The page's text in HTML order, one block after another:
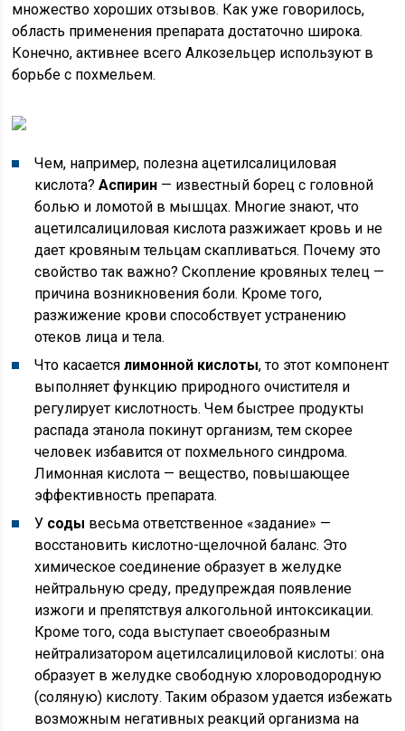
множество хороших отзывов. Как уже говорилось,
область применения препарата достаточно широка.
Конечно, активнее всего Алкозельцер используют в
борьбе с похмельем.
Чем, например, полезна ацетилсалициловая
кислота?Аспирин — известный борец с головной
болью и ломотой в мышцах. Многие знают, что
ацетилсалициловая кислота разжижает кровь и не
дает кровяным тельцам скапливаться. Почему это
свойство так важно? Скопление кровяных телец —
причина возникновения боли. Кроме того,
разжижение крови способствует устранению
отеков лица и тела.
Что касаетсялимонной кислоты, то этот компонент
выполняет функцию природного очистителя и
регулирует кислотность. Чем быстрее продукты
распада этанола покинут организм, тем скорее
человек избавится от похмельного синдрома.
Лимонная кислота — вещество, повышающее
эффективность препарата.
У соды весьма ответственное «задание» —
восстановить кислотно-щелочной баланс. Это
химическое соединение образует в желудке
нейтральную среду, предупреждая появление
изжоги и препятствуя алкогольной интоксикации.
Кроме того, сода выступает своеобразным
нейтрализатором ацетилсалициловой кислоты: она
образует в желудке свободную хлороводородную
(соляную) кислоту. Таким образом удается избежать
возможным негативных реакций организма на